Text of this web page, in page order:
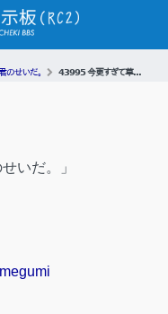
のせいだ。 43995 今更すぎて草...
いだ。」